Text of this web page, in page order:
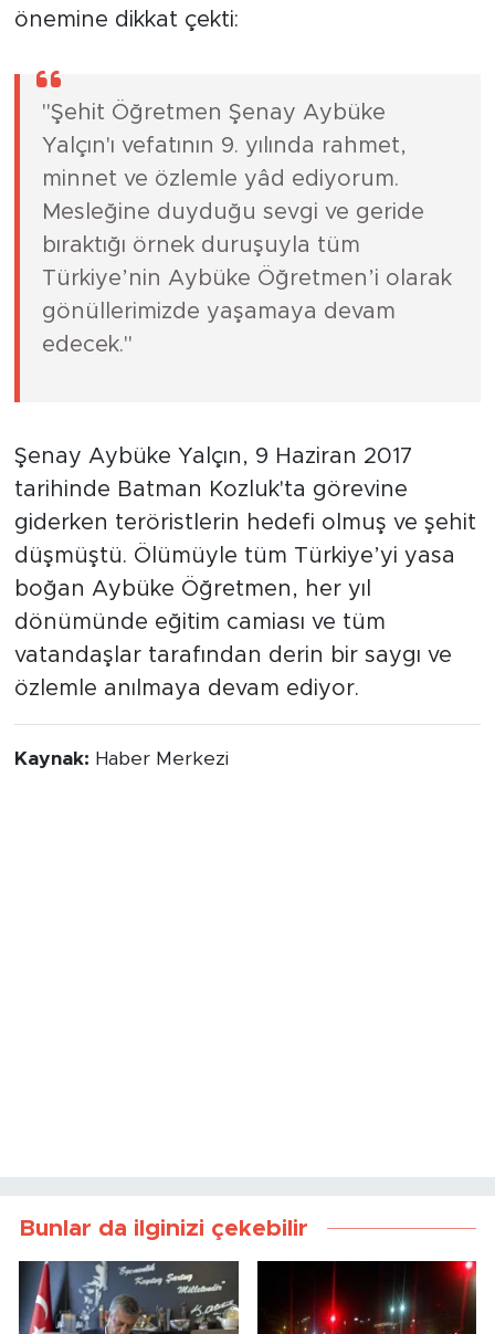
önemine dikkat çekti:
"Şehit Öğretmen Şenay Aybüke
Yalçın'ı vefatının 9. yılında rahmet,
minnet ve özlemle yâd ediyorum.
Mesleğine duyduğu sevgi ve geride
bıraktığı örnek duruşuyla tüm
Türkiye’nin Aybüke Öğretmen’i olarak
gönüllerimizde yaşamaya devam
edecek."
Şenay Aybüke Yalçın, 9 Haziran 2017
tarihinde Batman Kozluk'ta görevine
giderken teröristlerin hedefi olmuş ve şehit
düşmüştü. Ölümüyle tüm Türkiye’yi yasa
boğan Aybüke Öğretmen, her yıl
dönümünde eğitim camiası ve tüm
vatandaşlar tarafından derin bir saygı ve
özlemle anılmaya devam ediyor.
Kaynak: Haber Merkezi
Bunlar da ilginizi çekebilir